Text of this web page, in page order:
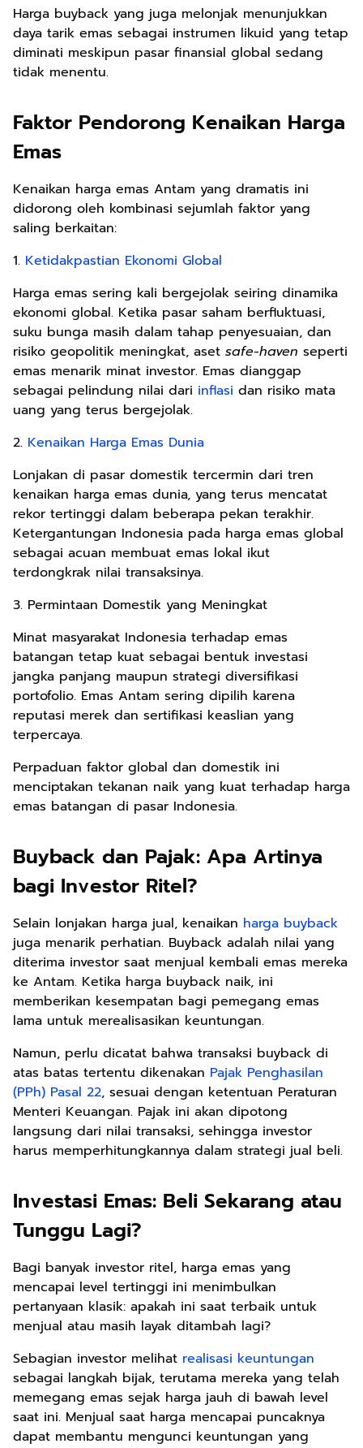
Harga buyback yang juga melonjak menunjukkan
daya tarik emas sebagai instrumen likuid yang tetap
diminati meskipun pasar finansial global sedang
tidak menentu.
Faktor Pendorong Kenaikan Harga
Emas
Kenaikan harga emas Antam yang dramatis ini
didorong oleh kombinasi sejumlah faktor yang
saling berkaitan:
1. Ketidakpastian Ekonomi Global
Harga emas sering kali bergejolak seiring dinamika
ekonomi global. Ketika pasar saham berfluktuasi,
suku bunga masih dalam tahap penyesuaian, dan
risiko geopolitik meningkat, aset safe-haven seperti
emas menarik minat investor. Emas dianggap
sebagai pelindung nilai dari inflasi dan risiko mata
uang yang terus bergejolak.
2. Kenaikan Harga Emas Dunia
Lonjakan di pasar domestik tercermin dari tren
kenaikan harga emas dunia, yang terus mencatat
rekor tertinggi dalam beberapa pekan terakhir.
Ketergantungan Indonesia pada harga emas global
sebagai acuan membuat emas lokal ikut
terdongkrak nilai transaksinya.
3. Permintaan Domestik yang Meningkat
Minat masyarakat Indonesia terhadap emas
batangan tetap kuat sebagai bentuk investasi
jangka panjang maupun strategi diversifikasi
portofolio. Emas Antam sering dipilih karena
reputasi merek dan sertifikasi keaslian yang
terpercaya.
Perpaduan faktor global dan domestik ini
menciptakan tekanan naik yang kuat terhadap harga
emas batangan di pasar Indonesia.
Buyback dan Pajak: Apa Artinya
bagi Investor Ritel?
Selain lonjakan harga jual, kenaikan harga buyback
juga menarik perhatian. Buyback adalah nilai yang
diterima investor saat menjual kembali emas mereka
ke Antam. Ketika harga buyback naik, ini
memberikan kesempatan bagi pemegang emas
lama untuk merealisasikan keuntungan.
Namun, perlu dicatat bahwa transaksi buyback di
atas batas tertentu dikenakan Pajak Penghasilan
(PPh) Pasal 22, sesuai dengan ketentuan Peraturan
Menteri Keuangan. Pajak ini akan dipotong
langsung dari nilai transaksi, sehingga investor
harus memperhitungkannya dalam strategi jual beli.
Investasi Emas: Beli Sekarang atau
Tunggu Lagi?
Bagi banyak investor ritel, harga emas yang
mencapai level tertinggi ini menimbulkan
pertanyaan klasik: apakah ini saat terbaik untuk
menjual atau masih layak ditambah lagi?
Sebagian investor melihat realisasi keuntungan
sebagai langkah bijak, terutama mereka yang telah
memegang emas sejak harga jauh di bawah level
saat ini. Menjual saat harga mencapai puncaknya
dapat membantu mengunci keuntungan yang